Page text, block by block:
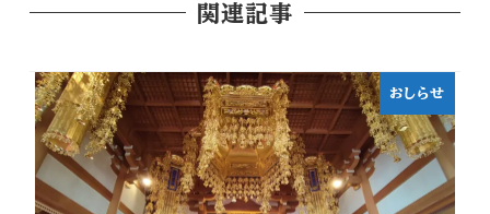
関連記事
おしらせ